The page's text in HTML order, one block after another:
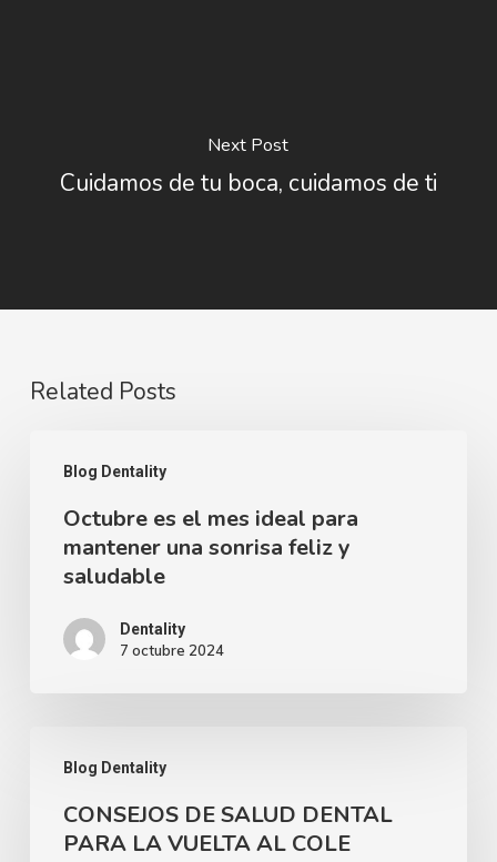
Next Post
Cuidamos de tu boca, cuidamos de ti
Related Posts
Blog Dentality
ideal
para
mantener
saludable
Octubre es el mes ideal para
mantener una sonrisa feliz y
saludable
Dentality
7 octubre 2024
Blog Dentality
SALUD
DENTAL
CONSEJOS DE SALUD DENTAL
PARA LA VUELTA AL COLE